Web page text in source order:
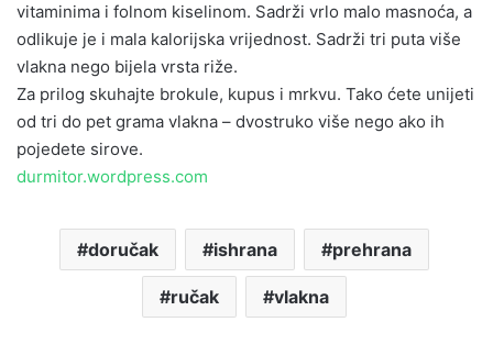
vitaminima i folnom kiselinom. Sadrži vrlo malo masnoća, a
odlikuje je i mala kalorijska vrijednost. Sadrži tri puta više
vlakna nego bijela vrsta riže.
Za prilog skuhajte brokule, kupus i mrkvu. Tako ćete unijeti
od tri do pet grama vlakna – dvostruko više nego ako ih
pojedete sirove.
durmitor.wordpress.com
doručak ishrana prehrana
ručak vlakna